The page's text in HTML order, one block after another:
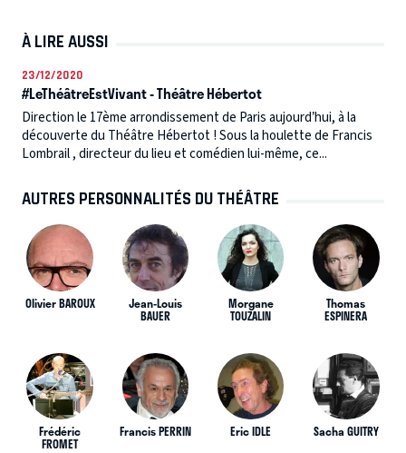
À LIRE AUSSI
23/12/2020
#LeThéâtreEstVivant - Théâtre Hébertot
Direction le 17ème arrondissement de Paris aujourd’hui, à la
découverte du Théâtre Hébertot ! Sous la houlette de Francis
Lombrail , directeur du lieu et comédien lui-même, ce...
AUTRES PERSONNALITÉS DU THÉÂTRE
Olivier BAROUX Jean-Louis
BAUER
Morgane
TOUZALIN
Thomas
ESPINERA
Frédéric
FROMET
Francis PERRIN Eric IDLE Sacha GUITRY